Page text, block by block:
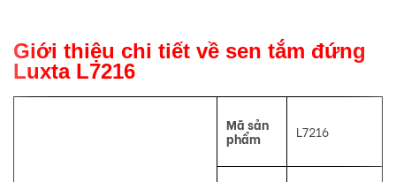
Giới thiệu chi tiết về sen tắm đứng
Luxta L7216
Mã sản
phẩm L7216